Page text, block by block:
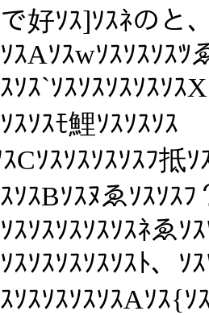
好ｿｽ]ｿｽﾈのと
ｽAｿｽwｿｽｿｽｿｽﾂ
ｿｽ`ｿｽｿｽｿｽｿｽｿｽ
ｽｿｽﾓ鯉ｿｽｿｽｿｽ
Cｿｽｿｽｿｽｿｽﾌ抵
ｿｽBｿｽﾇゑｿｽｿｽ
ｽｿｽｿｽｿｽｿｽﾈゑｿ
ｽｿｽｿｽｿｽｿｽﾄ、
ｿｽｿｽｿｽｿｽAｿｽ{